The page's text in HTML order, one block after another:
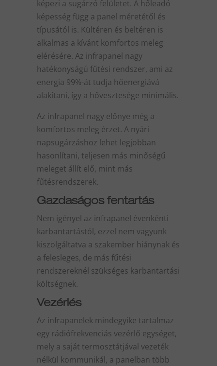
képezi a sugárzó felületet. A hőleadó
képesség függ a panel méretétől és
típusától is. Kültéren és beltéren is
alkalmas a kívánt komfortos meleg
elérésére. Az infrapanel nagy
hatékonyságú fűtési rendszer, ami az
energia 99%-át tudja hőenergiává
alakítani, így a hővesztesége minimális.
Az infrapanel nagy előnye még a
komfortos meleg érzet. A nyári
napsugárzáshoz lehet legjobban
hasonlítani, teljesen más minőségű
meleget állít elő, mint más
fűtésrendszerek.
Gazdaságos fentartás
Nem igényel az infrapanel évenkénti
karbantartástól, ezzel nem vagyunk
kiszolgáltatva a szakember hiánynak és
a felesleges, de más fűtési
rendszereknél szükséges karbantartási
költségnek.
Vezérlés
Az infrapanelek mindegyike tartalmaz
egy rádiófrekvenciás vezérlő egységet,
mely a saját termosztátjával vezeték
nélkül kommunikál, a panelban több